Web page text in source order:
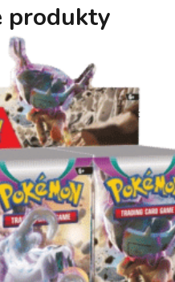
produkty